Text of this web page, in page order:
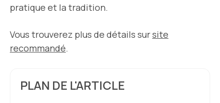
pratique et la tradition.
Vous trouverez plus de détails sursite
recommandé.
PLAN DE L'ARTICLE